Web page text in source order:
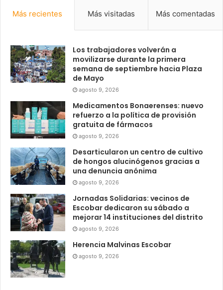
Más recientes Más visitadas Más comentadas
Los trabajadores volverán a
movilizarse durante la primera
semana de septiembre hacia Plaza
de Mayo
agosto 9, 2026
Medicamentos Bonaerenses: nuevo
refuerzo a la política de provisión
gratuita de fármacos
agosto 9, 2026
Desarticularon un centro de cultivo
de hongos alucinógenos gracias a
una denuncia anónima
agosto 9, 2026
Jornadas Solidarias: vecinos de
Escobar dedicaron su sábado a
mejorar 14 instituciones del distrito
agosto 9, 2026
Herencia Malvinas Escobar
agosto 9, 2026